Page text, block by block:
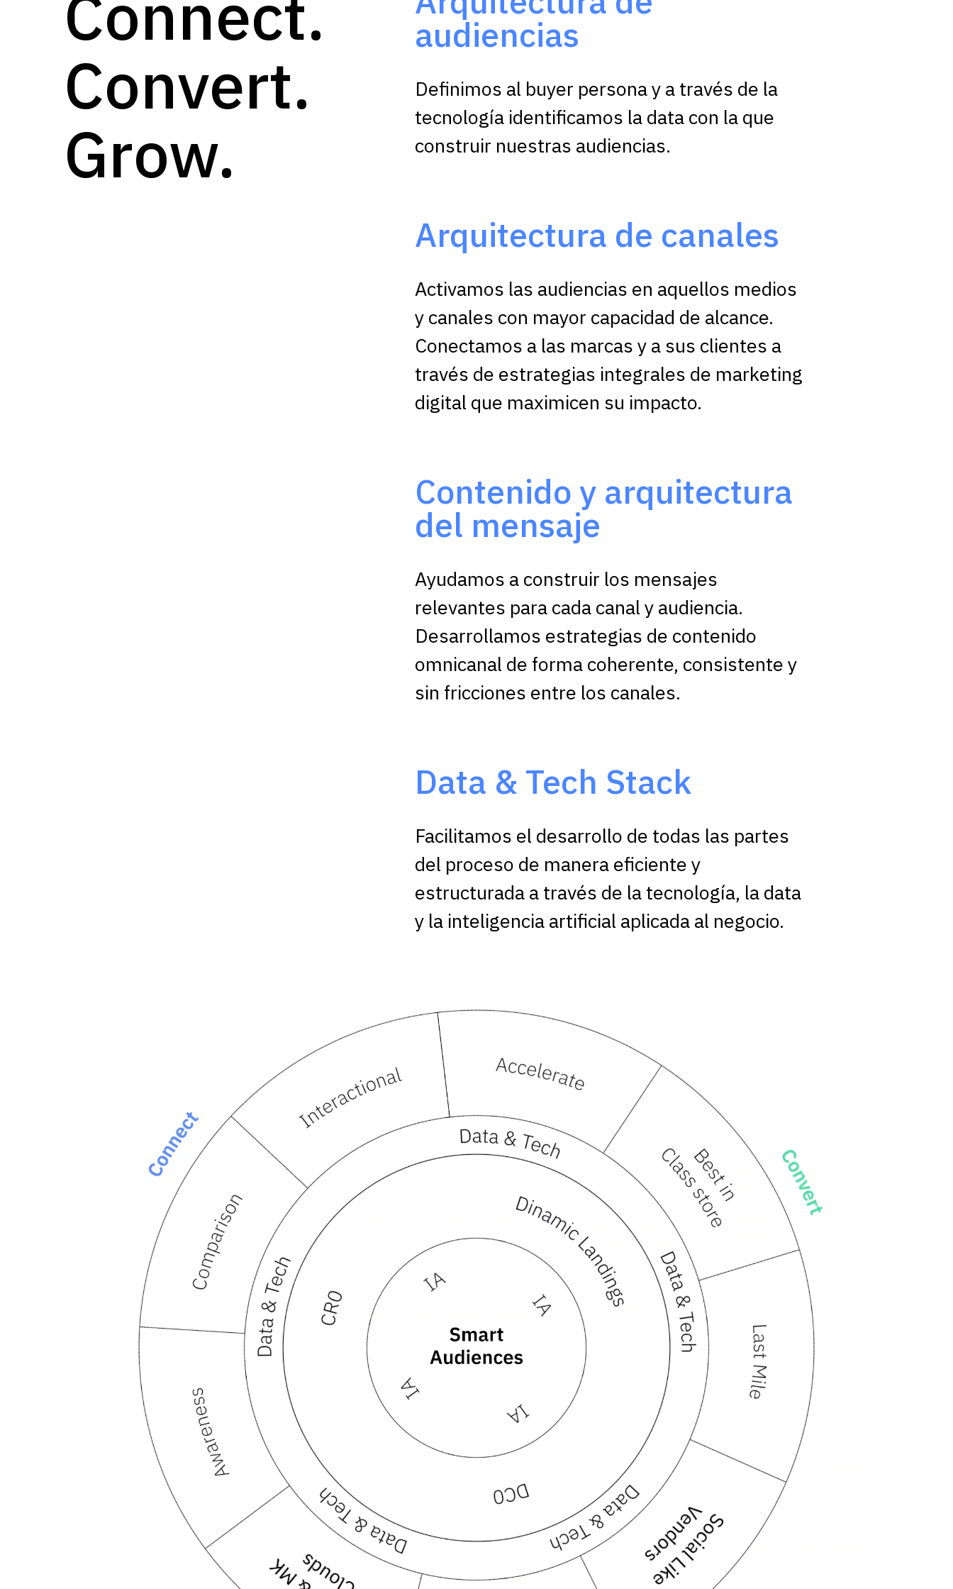
Convert.
Grow.
audiencias
Definimos al buyer persona y a través de la
tecnología identificamos la data con la que
construir nuestras audiencias.
Arquitectura de canales
Activamos las audiencias en aquellos medios
y canales con mayor capacidad de alcance.
Conectamos a las marcas y a sus clientes a
través de estrategias integrales de marketing
digital que maximicen su impacto.
Contenido y arquitectura
del mensaje
Ayudamos a construir los mensajes
relevantes para cada canal y audiencia.
Desarrollamos estrategias de contenido
omnicanal de forma coherente, consistente y
sin fricciones entre los canales.
Data & Tech Stack
Facilitamos el desarrollo de todas las partes
del proceso de manera eficiente y
estructurada a través de la tecnología, la data
y la inteligencia artificial aplicada al negocio.